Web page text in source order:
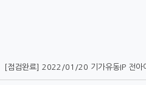
[점검완료] 2022/01/20 기가유동IP 전아